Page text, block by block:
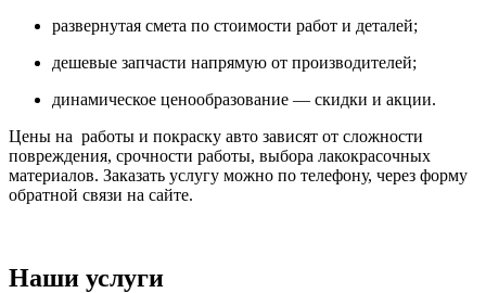
развернутая смета по стоимости работ и деталей;
дешевые запчасти напрямую от производителей;
динамическое ценообразование — скидки и акции.
Цены на работы и покраску авто зависят от сложности
повреждения, срочности работы, выбора лакокрасочных
материалов. Заказать услугу можно по телефону, через форму
обратной связи на сайте.
Наши услуги